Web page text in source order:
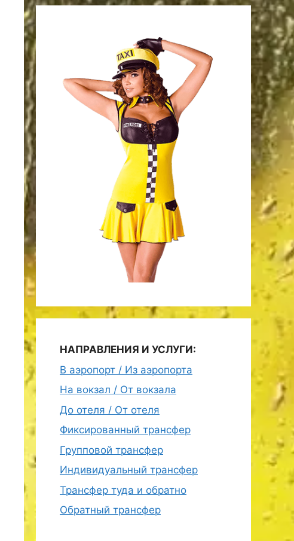
НАПРАВЛЕНИЯ И УСЛУГИ:
В аэропорт / Из аэропорта
На вокзал / От вокзала
До отеля / От отеля
Фиксированный трансфер
Групповой трансфер
Индивидуальный трансфер
Трансфер туда и обратно
Обратный трансфер